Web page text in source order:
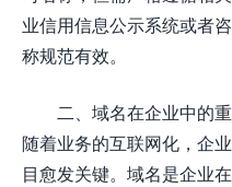
业信用信息公示系统或者
称规范有效。
二、域名在企业中的
随着业务的互联网化，企
目愈发关键。域名是企业